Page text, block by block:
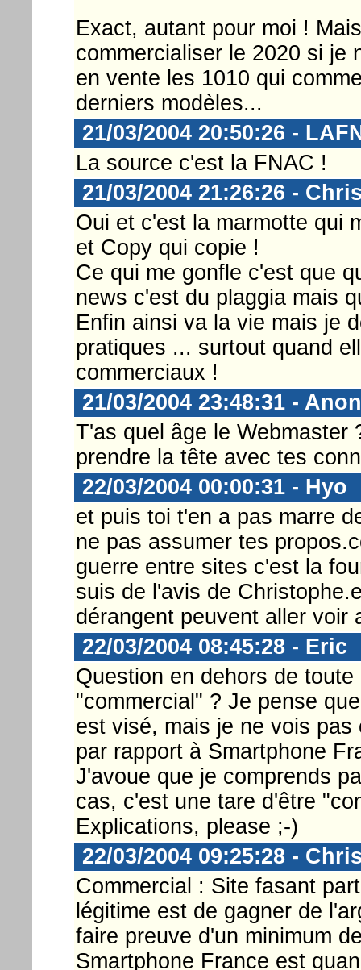
Exact, autant pour moi !
commercialiser le 2020 si je
en vente les 1010 qui
derniers modèles...
21/03/2004 20:50:26 -
La source c'est la FNAC !
21/03/2004 21:26:26 -
Oui et c'est la marmotte qui
et Copy qui copie !
Ce qui me gonfle c'est que
news c'est du plaggia mais
Enfin ainsi va la vie mais je
pratiques ... surtout quand
commerciaux !
21/03/2004 23:48:31 -
T'as quel âge le Webmaster
prendre la tête avec tes
22/03/2004 00:00:31 - Hyo
et puis toi t'en a pas marre
ne pas assumer tes
guerre entre sites c'est la
suis de l'avis de
dérangent peuvent aller voir
22/03/2004 08:45:28 - Eric
Question en dehors de
"commercial" ? Je pense
est visé, mais je ne vois
par rapport à Smartphone
J'avoue que je comprends
cas, c'est une tare d'être
Explications, please ;-)
22/03/2004 09:25:28 -
Commercial : Site fasant
légitime est de gagner de
faire preuve d'un minimum
Smartphone France est